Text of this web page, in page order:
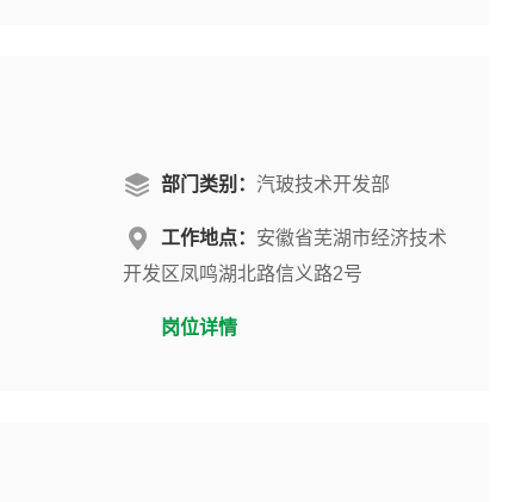
部门类别： 汽玻技术开发部
工作地点： 安徽省芜湖市经济技术
开发区凤鸣湖北路信义路2号
岗位详情